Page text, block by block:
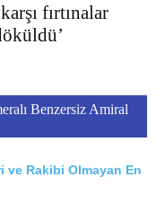
fırtınalar
Benzersiz Amiral
ve Rakibi Olmayan En